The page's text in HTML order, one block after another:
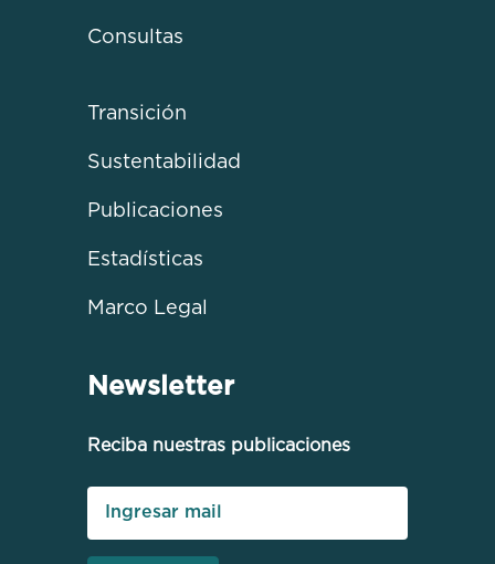
Consultas
Transición
Sustentabilidad
Publicaciones
Estadísticas
Marco Legal
Newsletter
Reciba nuestras publicaciones